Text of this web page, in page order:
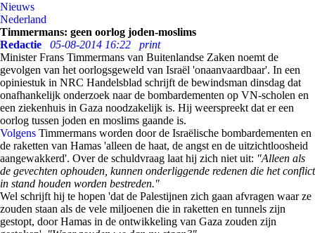
Nieuws
Nederland
Timmermans: geen oorlog joden-moslims
Redactie
05-08-2014 16:22
print
Minister Frans Timmermans van Buitenlandse Zaken noemt de
gevolgen van het oorlogsgeweld van Israël 'onaanvaardbaar'. In een
opiniestuk in NRC Handelsblad schrijft de bewindsman dinsdag dat
onafhankelijk onderzoek naar de bombardementen op VN-scholen en
een ziekenhuis in Gaza noodzakelijk is. Hij weerspreekt dat er een
oorlog tussen joden en moslims gaande is.
Volgens Timmermans worden door de Israëlische bombardementen en
de raketten van Hamas 'alleen de haat, de angst en de uitzichtloosheid
aangewakkerd'. Over de schuldvraag laat hij zich niet uit: "Alleen als
de gevechten ophouden, kunnen onderliggende redenen die het conflict
in stand houden worden bestreden."
Wel schrijft hij te hopen 'dat de Palestijnen zich gaan afvragen waar ze
zouden staan als de vele miljoenen die in raketten en tunnels zijn
gestopt, door Hamas in de ontwikkeling van Gaza zouden zijn